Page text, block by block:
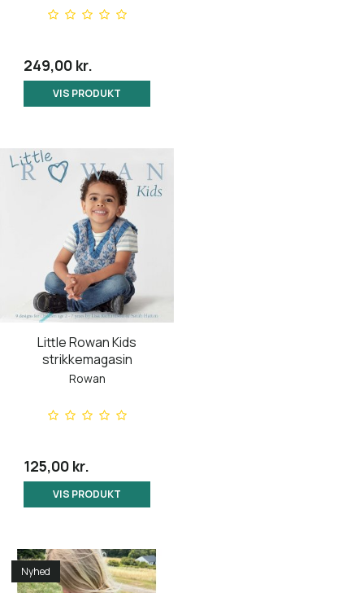
249,00 kr.
VIS PRODUKT
Little Rowan Kids
strikkemagasin
Rowan
125,00 kr.
VIS PRODUKT
Nyhed